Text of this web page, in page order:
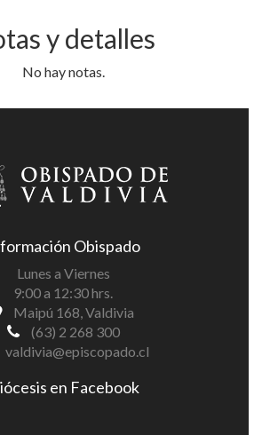
y detalles
No hay notas.
Obispado
Lunes a Viernes
9:00 a 12:30 hrs.
Maipú 168, Valdivia
(63) 2 268 300
valdivia@episcopado.cl
en Facebook